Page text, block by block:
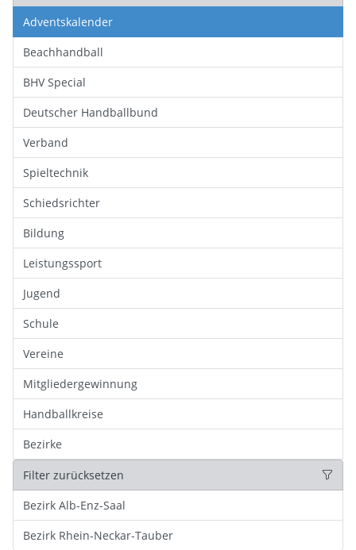
Adventskalender
Beachhandball
BHV Special
Deutscher Handballbund
Verband
Spieltechnik
Schiedsrichter
Bildung
Leistungssport
Jugend
Schule
Vereine
Mitgliedergewinnung
Handballkreise
Bezirke
Filter zurücksetzen
Bezirk Alb-Enz-Saal
Bezirk Rhein-Neckar-Tauber